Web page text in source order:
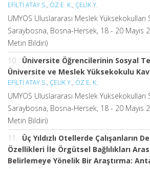
EFİLTİ ATAY S., ÖZ E. K., ÇELİK Y.
UMYOS Uluslararası Meslek
Saraybosna, Bosna-Hersek, 18 - 20 Mayıs
Metin Bildiri)
10. Üniversite Öğrencilerinin Sosyal
Üniversite ve Meslek Yüksekokulu
EFİLTİ ATAY S., ÇELİK Y., ÖZ E. K.
UMYOS Uluslararası Meslek
Saraybosna, Bosna-Hersek, 18 - 20 Mayıs
Metin Bildiri)
11. Üç Yıldızlı Otellerde Çalışanların
Özellikleri İle Örgütsel Bağlılıkları
Belirlemeye Yönelik Bir Araştırma: